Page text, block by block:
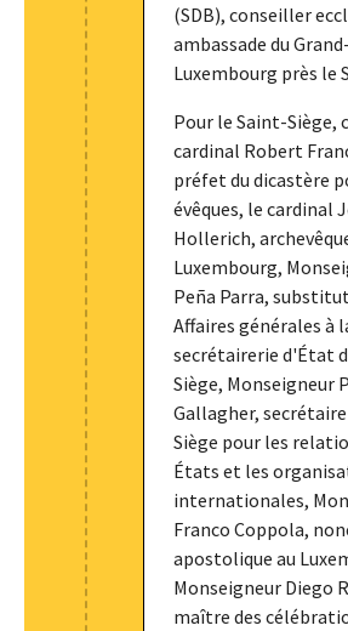
(SDB), conseiller
ambassade du
Luxembourg près le
Pour le Saint-Siège,
cardinal Robert
préfet du dicastère
évêques, le cardinal
Hollerich,
Luxembourg,
Peña Parra,
Affaires générales à
secrétairerie d'État
Siège, Monseigneur
Gallagher,
Siège pour les
États et les
internationales,
Franco Coppola,
apostolique au
Monseigneur Diego
maître des